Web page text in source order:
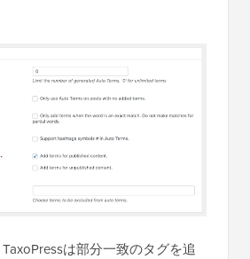
は部分一致のタグを追